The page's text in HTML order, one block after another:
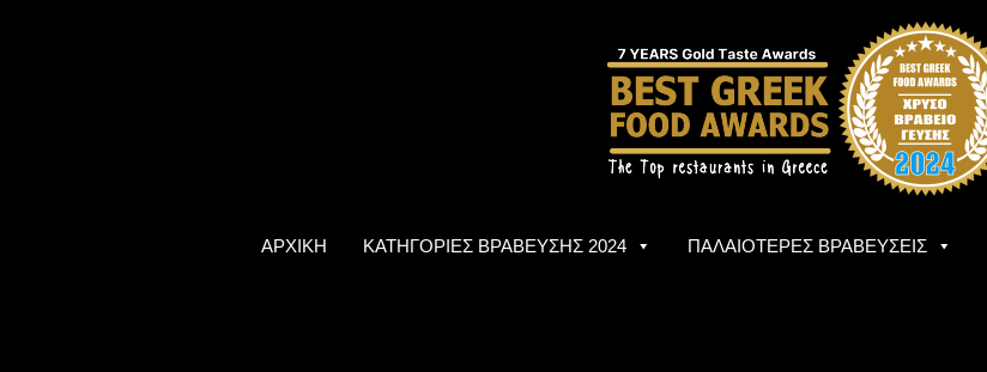
ΑΡΧΙΚΗ ΚΑΤΗΓΟΡΙΕΣ ΒΡΑΒΕΥΣΗΣ 2024 ΠΑΛΑΙΟΤΕΡΕΣ ΒΡΑΒΕΥΣΕΙΣ